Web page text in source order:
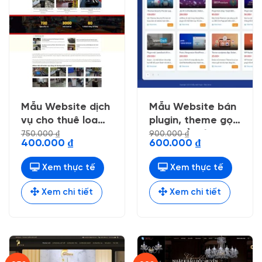
Mẫu Website dịch
vụ cho thuê loa
kẹo kéo
750.000₫
Giá
là:
750.000 ₫.
400.000 ₫Giá
hiện
tại
là:
400.000 ₫.
Xem thực tế
Xem chi tiết
Mẫu Website bán
plugin, theme gọn
gàng dể nhìn
900.000₫
Giá
là:
900.000 ₫.
600.000 ₫Giá
hiện
tại
là:
600.000 ₫.
Xem thực tế
Xem chi tiết